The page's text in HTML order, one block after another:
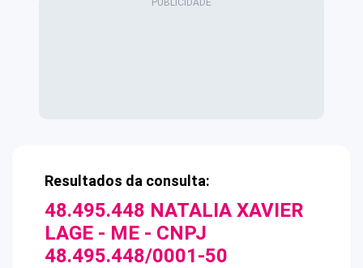
Resultados da consulta:
48.495.448 NATALIA XAVIER
LAGE - ME - CNPJ
48.495.448/0001-50